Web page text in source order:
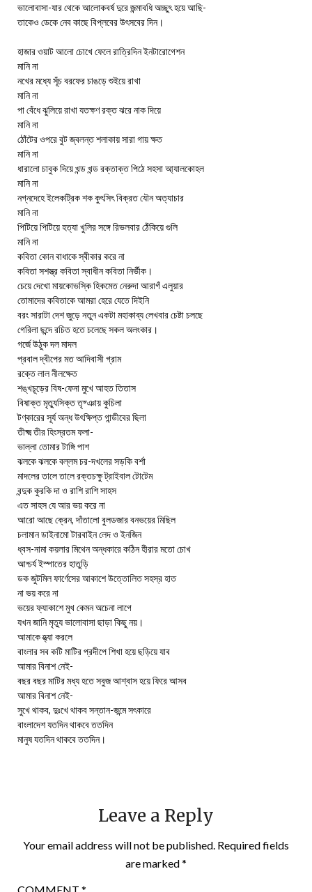
ভালোবাসা-যার থেকে আলোকবর্ষ দুরে জন্মাবধি অচ্ছুৎ হয়ে আছি-
তাকেও ডেকে নেব কাছে বিপ্লবের উৎসবের দিন।
হাজার ওয়াট আলো চোখে ফেলে রাত্রিদিন ইনটারোগেশন
মানি না
নখের মধ্যে সূঁচ বরফের চাঙড়ে শুইয়ে রাখা
মানি না
পা বেঁধে ঝুলিয়ে রাখা যতক্ষণ রক্ত ঝরে নাক দিয়ে
মানি না
ঠোঁটের ওপরে বুট জ্বলন্ত শলাকায় সারা গায় ক্ষত
মানি না
ধারালো চাবুক দিয়ে খন্ড খন্ড রক্তাক্ত পিঠে সহসা আ্যালকোহল
মানি না
নগ্নদেহে ইলেকট্রিক শক কুৎসিৎ বিক্রত যৌন অত্যাচার
মানি না
পিটিয়ে পিটিয়ে হত্যা খুলির সঙ্গে রিভলবার ঠেঁকিয়ে গুলি
মানি না
কবিতা কোন বাধাকে স্বীকার করে না
কবিতা সশস্ত্র কবিতা স্বাধীন কবিতা নির্ভীক।
চেয়ে দেখো মায়কোভস্কি হিকমেত নেরুদা আরাগঁ এলুয়ার
তোমাদের কবিতাকে আমরা হেরে যেতে দিইনি
বরং সারাটা দেশ জুড়ে নতুন একটা মহাকাব্য লেখবার চেষ্টা চলছে
গেরিলা ছন্দে রচিত হতে চলেছে সকল অলংকার।
গর্জে উঠুক দল মাদল
প্রবাল দ্বীপের মত আদিবাসী গ্রাম
রক্তে লাল নীলক্ষেত
শঙ্খচূড়ের বিষ-ফেনা মুখে আহত তিতাস
বিষাক্ত মৃত্যুসিক্ত তৃষ্ঞায় কুচিলা
টণ্কারের সূর্য অন্ধ উৎক্ষিপ্ত গান্ডীবের ছিলা
তীক্ষ্ম তীর হিংস্রতম ফলা-
ভাল্লা তোমার টাঙ্গি পাশ
ঝলকে ঝলকে বল্লম চর-দখলের সড়কি বর্শা
মাদলের তালে তালে রক্তচক্ষু ট্রাইবাল টোটেম
বন্দুক কুরকি দা ও রাশি রাশি সাহস
এত সাহস যে আর ভয় করে না
আরো আছে ক্রেন, দাঁতালো বুলডজার বনভয়ের মিছিল
চলামান ডাইনামো টারবাইন লেদ ও ইনজিন
ধ্বস-নামা কয়লার মিথেন অন্ধকারে কঠিন হীরার মতো চোখ
আশ্চর্য ইস্পাতের হাতুড়ি
ডক জুটমিল ফার্ণেসের আকাশে উত্তোলিত সহস্র হাত
না ভয় করে না
ভয়ের ফ্যাকাশে মুখ কেমন অচেনা লাগে
যখন জানি মৃত্যু ভালোবাসা ছাড়া কিছু নয়।
আমাকে হ্ত্যা করলে
বাংলার সব কটি মাটির প্রদীপে শিখা হয়ে ছড়িয়ে যাব
আমার বিনাশ নেই-
বছর বছর মাটির মধ্য হতে সবুজ আশ্বাস হয়ে ফিরে আসব
আমার বিনাশ নেই-
সুখে থাকব, দুঃখে থাকব সন্তান-জন্মে সৎকারে
বাংলাদেশ যতদিন থাকবে ততদিন
মানুষ যতদিন থাকবে ততদিন।
Leave a Reply
Your email address will not be published. Required fields
are marked*